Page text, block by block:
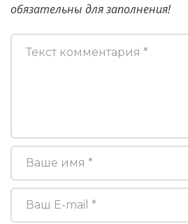
обязательны для заполнения!